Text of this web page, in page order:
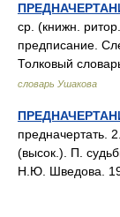
ср. (книжн.
предписание.
Толковый
словарь Ушакова
предначертать.
(высок.). П.
Н.Ю. Шведова.